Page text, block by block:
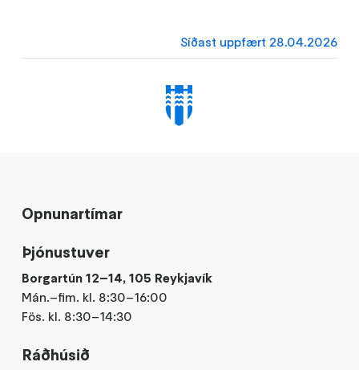
Síðast uppfært 28.04.2026
Opnunartímar
Þjónustuver
Borgartún 12–14, 105 Reykjavík
Mán.–fim. kl. 8:30–16:00
Fös. kl. 8:30–14:30
Ráðhúsið